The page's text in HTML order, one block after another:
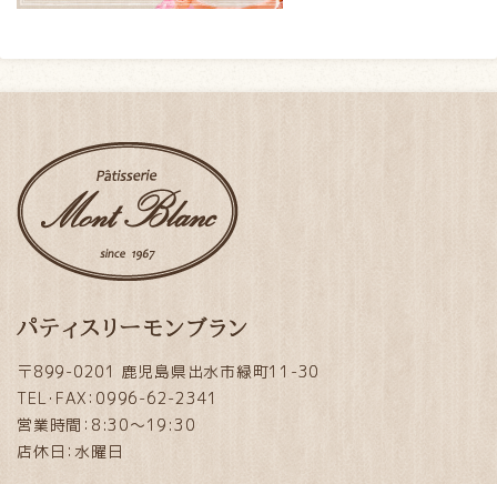
パティスリーモンブラン
〒899-0201 鹿児島県出水市緑町11-30
TEL・FAX：0996-62-2341
営業時間：8:30～19:30
店休日：水曜日